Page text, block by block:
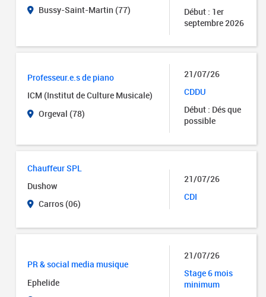
Bussy-Saint-Martin (77)
Début : 1er
septembre 2026
Professeur.e.s de piano
ICM (Institut de Culture Musicale)
Orgeval (78)
21/07/26
CDDU
Début : Dés que
possible
Chauffeur SPL
Dushow
Carros (06)
21/07/26
CDI
PR & social media musique
Ephelide
21/07/26
Stage 6 mois
minimum